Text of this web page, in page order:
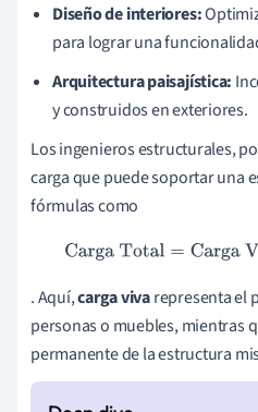
Diseño de interiores:
para lograr una
Arquitectura paisajística:
y construidos en exteriores.
Los ingenieros estructurales,
carga que puede soportar una
fórmulas como
Carga Total=Carga
. Aquí,carga vivarepresenta el
personas o muebles, mientras
permanente de la estructura